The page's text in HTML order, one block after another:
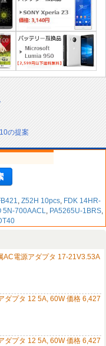
の提案
, Z52H 10pcs, FDK 14HR-
5N-700AACL, PA5265U-1BRS,
AC電源アダプタ 17-21V3.53A
ダプタ 12 5A, 60W 価格 6,427
ダプタ 12 5A, 60W 価格 6,427